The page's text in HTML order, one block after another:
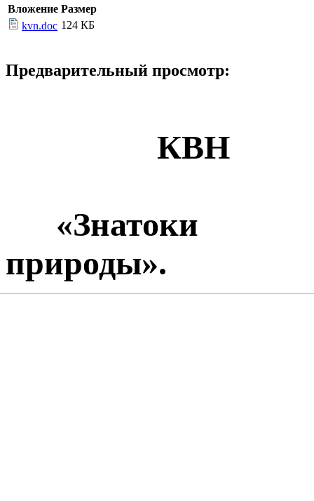
Вложение Размер
kvn.doc 124 КБ
Предварительный просмотр:
КВН
«Знатоки
природы».